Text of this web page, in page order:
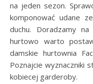
na jeden sezon.
komponować udane
duchu. Doradzamy
hurtowo warto
damskie hurtownia
Poznajcie wyznaczniki
kobiecej garderoby.